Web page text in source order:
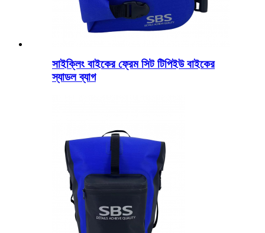
সাইক্লিং বাইকের ফ্রেম সিট টিপিইউ বাইকের
স্যাডল ব্যাগ